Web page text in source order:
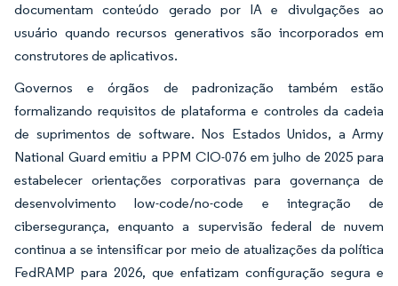
documentam conteúdo gerado por IA e divulgações ao
usuário quando recursos generativos são incorporados em
construtores de aplicativos.
Governos e órgãos de padronização também estão
formalizando requisitos de plataforma e controles da cadeia
de suprimentos de software. Nos Estados Unidos, a Army
National Guard emitiu a PPM CIO-076 em julho de 2025 para
estabelecer orientações corporativas para governança de
desenvolvimento low-code/no-code e integração de
cibersegurança, enquanto a supervisão federal de nuvem
continua a se intensificar por meio de atualizações da política
FedRAMP para 2026, que enfatizam configuração segura e